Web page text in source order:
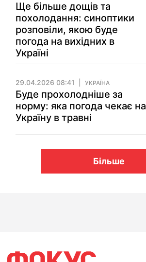
Ще більше дощів та
похолодання: синоптики
розповіли, якою буде
погода на вихідних в
Україні
29.04.2026 08:41 УКРАЇНА
Буде прохолодніше за
норму: яка погода чекає на
Україну в травні
Більше